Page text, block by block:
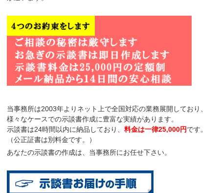
当事務所は2003年よりネット上で全国対応の業務展開しており、
様々なケースでの示談書作成に豊富な実績があります。
示談書は24時間以内に納品 しており、料金は一律25,000円です。
（公正証書は別料金です。）
あなたの示談書の作成は、当事務所にお任せ下さい。